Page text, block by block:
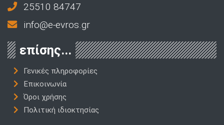
25510 84747
info@e-evros.gr
επίσης...
Γενικές πληροφορίες
Επικοινωνία
Όροι χρήσης
Πολιτική ιδιοκτησίας